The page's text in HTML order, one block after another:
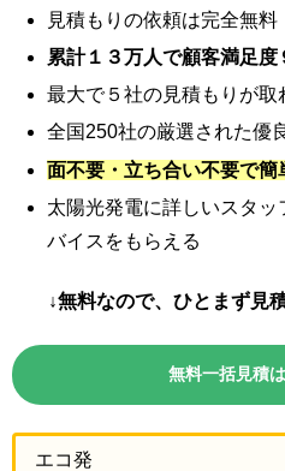
見積もりの依頼は完全無料
累計１３万人で顧客満足度
最大で５社の見積もりが取
全国250社の厳選された優
面不要・立ち合い不要で簡
太陽光発電に詳しいスタ
バイスをもらえる
↓無料なので、ひとまず見
無料一括見積
エコ発